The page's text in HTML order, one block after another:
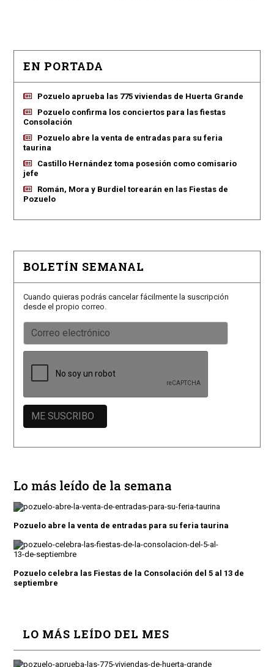
EN PORTADA
Pozuelo aprueba las 775 viviendas de Huerta Grande
Pozuelo confirma los conciertos para las fiestas
Consolación
Pozuelo abre la venta de entradas para su feria
taurina
Castillo Hernández toma posesión como comisario
jefe
Román, Mora y Burdiel torearán en las Fiestas de
Pozuelo
BOLETÍN SEMANAL
Cuando quieras podrás cancelar fácilmente la suscripción
desde el propio correo.
Lo más leído de la semana
Pozuelo abre la venta de entradas para su feria taurina
Pozuelo celebra las Fiestas de la Consolación del 5 al 13 de
septiembre
LO MÁS LEÍDO DEL MES